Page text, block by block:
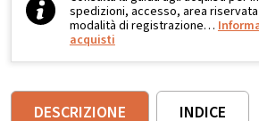
spedizioni, accesso, area
modalità di registrazione…
acquisti
DESCRIZIONE INDICE